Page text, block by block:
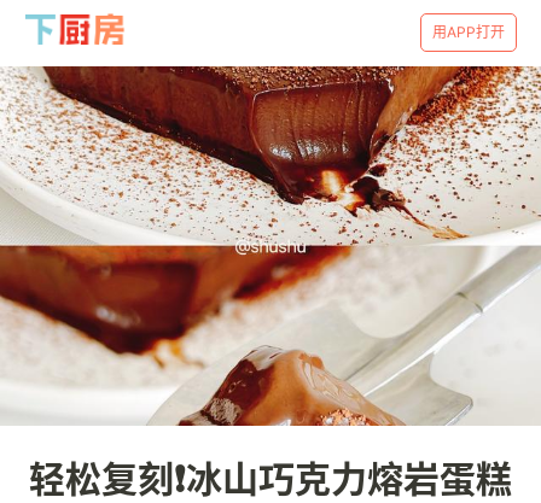
用APP打开
轻松复刻❗冰山巧克力熔岩蛋糕